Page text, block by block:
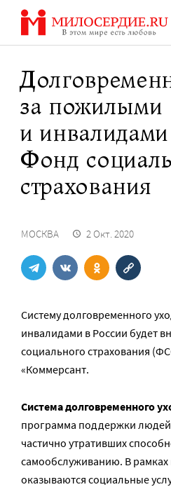
Перейти
содержанию
за пожилыми
и инвалидами
Фонд
страхования
МОСКВА 2 Окт. 2020
Систему долговременного
инвалидами в России будет
социального страхования
«Коммерсант.
Система долговременного
программа поддержки
частично утративших
самообслуживанию. В
оказываются социальные